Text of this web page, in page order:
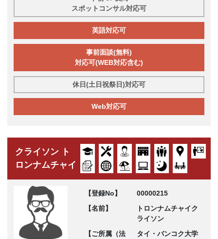
スポットコンサル対応可
英語対応可
事前面談(無料)
対応可(WEB対応含む)
休日(土日祝祭日)対応可
Web対応可
クライソン ト
ロンナムチャイ
【登録No】
00000215
【名前】
トロンナムチャイク
ライソン
【ご所属（法
タイ・バンコク大学